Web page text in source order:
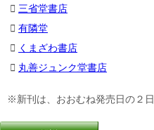
三省堂書店
有隣堂
くまざわ書店
丸善ジュンク堂書店
※新刊は、おおむね発売日の２